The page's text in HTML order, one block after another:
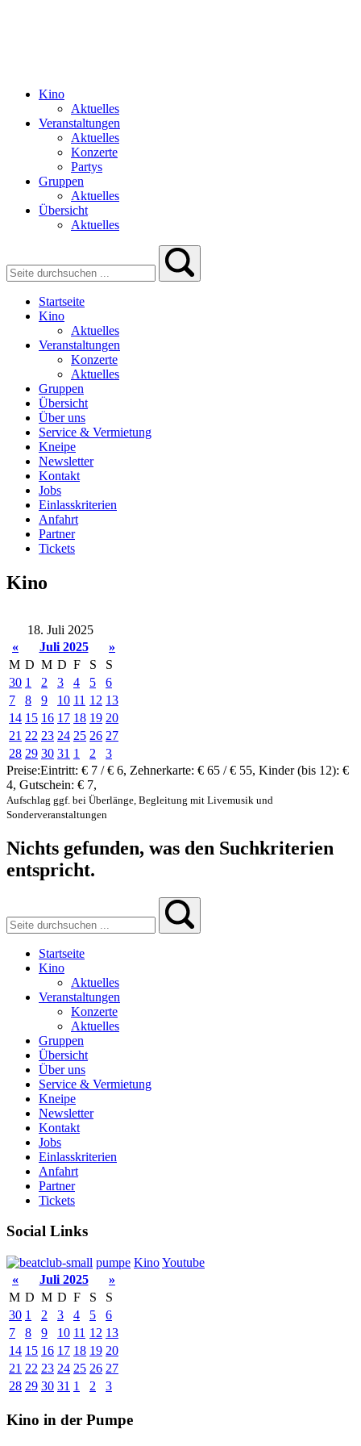
Kino
Aktuelles
Veranstaltungen
Aktuelles
Konzerte
Partys
Gruppen
Aktuelles
Übersicht
Aktuelles
Startseite
Kino
Aktuelles
Veranstaltungen
Konzerte
Aktuelles
Gruppen
Übersicht
Über uns
Service & Vermietung
Kneipe
Newsletter
Kontakt
Jobs
Einlasskriterien
Anfahrt
Partner
Tickets
Kino
18. Juli 2025
«
Juli 2025
»
M D M D F S
S
30 1 2 3 4 5
6
7
8 9 10 11 12 13
14 15 16 17 18 19 20
21 22 23 24 25 26 27
28 29 30 31 1 2
3
Preise:Eintritt: € 7 / € 6, Zehnerkarte: € 65 / € 55, Kinder (bis 12): €
4, Gutschein: € 7,
Aufschlag ggf. bei Überlänge, Begleitung mit Livemusik und
Sonderveranstaltungen
Nichts gefunden, was den Suchkriterien
entspricht.
Startseite
Kino
Aktuelles
Veranstaltungen
Konzerte
Aktuelles
Gruppen
Übersicht
Über uns
Service & Vermietung
Kneipe
Newsletter
Kontakt
Jobs
Einlasskriterien
Anfahrt
Partner
Tickets
Social Links
pumpe KinoYoutube
«
Juli 2025
»
M D M D F S
S
30 1 2 3 4 5
6
7
8 9 10 11 12 13
14 15 16 17 18 19 20
21 22 23 24 25 26 27
28 29 30 31 1 2 3
Kino in der Pumpe